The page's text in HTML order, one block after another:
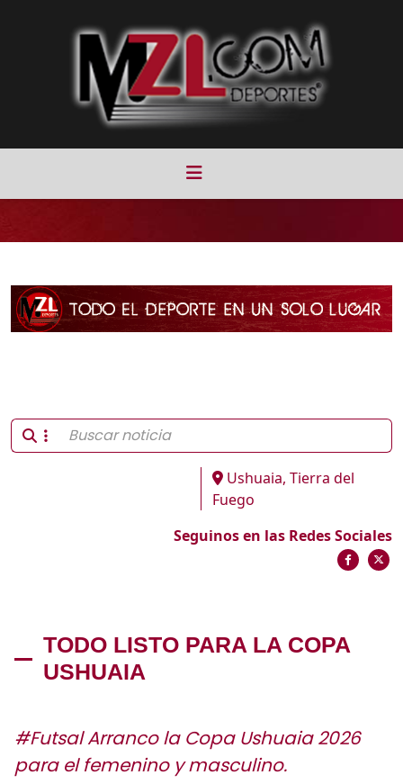
Ushuaia, Tierra del
Fuego
Seguinos en las Redes Sociales
TODO LISTO PARA LA COPA
USHUAIA
#Futsal Arranco la Copa Ushuaia 2026
para el femenino y masculino.